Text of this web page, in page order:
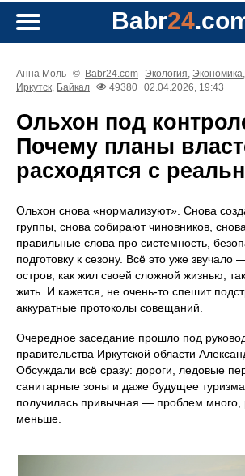
Babr24
Анна Моль © Babr24.com Экология, Экономика,
Иркутск, Байкал 49380 02.04.2026, 19:43
Ольхон под
Почему планы
расходятся с
Ольхон снова «нормализуют». Снова
группы, снова собирают чиновников,
правильные слова про системность,
подготовку к сезону. Всё это уже
остров, как жил своей сложной жизнью,
жить. И кажется, не очень-то спешит
аккуратные протоколы совещаний.
Очередное заседание прошло под
правительства Иркутской области
Обсуждали всё сразу: дороги, ледовые
санитарные зоны и даже будущее
получилась привычная — проблем много,
меньше.